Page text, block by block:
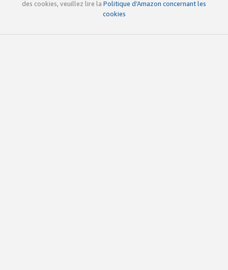
des cookies, veuillez lire la Politique d’Amazon concernant les
cookies